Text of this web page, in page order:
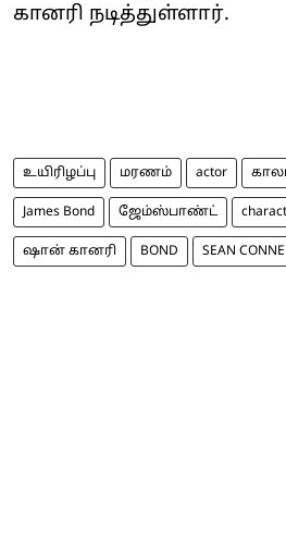
கானரி நடித்துள்ளார்.
உயிரிழப்பு மரணம் actor
James Bond ஜேம்ஸ்பாண்ட்
ஷான் கானரி BOND SEAN